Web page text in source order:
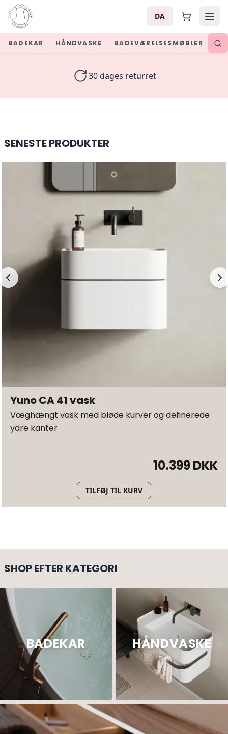
DA
BADEKAR HÅNDVASKE BADEVÆRELSESMØBLER
30 dages returret
SENESTE PRODUKTER
Yuno CA 41 vask
Væghængt vask med bløde kurver og definerede
ydre kanter
10.399 DKK
TILFØJ TIL KURV
SHOP EFTER KATEGORI
BADEKAR HÅNDVASKE